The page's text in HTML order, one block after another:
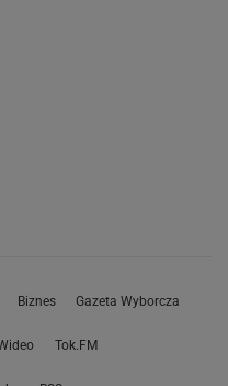
Biznes Gazeta Wyborcza
Tok.FM